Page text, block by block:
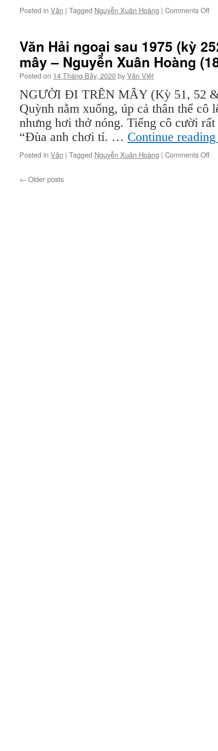
Posted in Văn | Tagged Nguyễn Xuân Hoàng | Comments Offon
(kỳ
đi
–
Văn Hải ngoại sau 1975 (kỳ
mây – Nguyễn Xuân Hoàng
Posted on 14 Tháng Bảy, 2020byVăn Việt
NGƯỜI ĐI TRÊN MÂY (Kỳ 51, 52
Quỳnh nằm xuống, úp cả thân thể cô
nhưng hơi thở nóng. Tiếng cô cười
“Đùa anh chơi tí. … Continue
Posted in Văn | Tagged Nguyễn Xuân Hoàng | Comments Offon
← Older posts